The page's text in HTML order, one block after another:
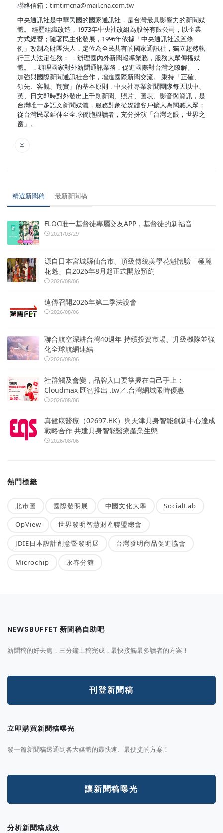
聯絡信箱： timtimcna@mail.cna.com.tw
中央通訊社是中華民國的國家通訊社，是台灣最具影響力的新聞媒
體。 經歷組織改造，1973年中央社改組為股份有限公司，以企業
方式經營；隨著民主化發展，1996年依據「中央通訊社設置條
例」改制為財團法人，定位為全民共有的國家通訊社，獨立超然執
行三大法定任務： ．辦理國內外新聞報導業務，服務大眾傳播媒
體。 ．辦理國家對外新聞通訊業務，促進國際對台灣之瞭解。 ．
加強與國際新聞通訊社合作，增進國際新聞交流。 秉持「正確、
領先、客觀、翔實」的基本原則，中央社專業新聞團隊每天以中、
英、日文即時對外發出上千則新聞、照片、圖表、影音與資訊，是
台灣唯一多語文新聞媒體，服務對象從媒體客戶擴大為閱聽大眾；
從台灣民眾延伸至全球僑胞與讀者，充分扮演「台灣之眼，世界之
窗」。
精選新聞稿 最新新聞稿
FLOC唯一基督徒專屬交友APP，基督徒的新福音
2021/03/29
源自日本宮城縣仙台市、頂級傳統美學花魁體驗「極麗
花魁」自2026年8月起正式開放預約
2026/08/06
遠傳召開2026年第二季法說會
2026/08/06
聯合航空深耕台灣40週年 持續投資市場、升級機隊並強
化全球航網連結
2026/08/06
社群觸及會變，品牌入口要掌握在自己手上：
Cloudmax 匯智推出 .tw／.台灣網域限時優惠
2026/08/06
真健康醫療（02697.HK）與天津具身智能創新中心達成
戰略合作 共建具身智能醫療產業生態
2026/08/06
熱門標籤
北市圖 國際發明展 中國文化大學 SocialLab
OpView 世界發明智慧財產聯盟總會
JDIE日本設計創意暨發明展 台灣發明商品促進協會
Microchip 永春分館
NEWSBUFFET 新聞稿自助吧
新聞稿的好去處，三分鐘上稿完成，最快接觸最多讀者的方案！
刊登新聞稿
立即購買新聞稿曝光
發一篇新聞稿透通到各大媒體的最快速、最便捷的方案！
讓新聞稿曝光
分析新聞稿成效